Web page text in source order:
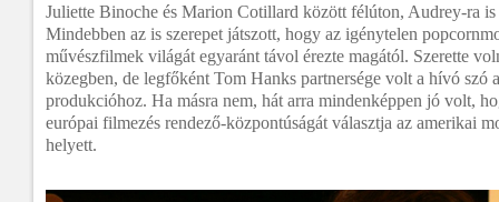
Juliette Binoche és Marion Cotillard között félúton, Audrey-ra
Mindebben az is szerepet játszott, hogy az igénytelen
művészfilmek világát egyaránt távol érezte magától. Szerette
közegben, de legfőként Tom Hanks partnersége volt a hívó szó
produkcióhoz. Ha másra nem, hát arra mindenképpen jó volt,
európai filmezés rendező-központúságát választja az amerikai
helyett.